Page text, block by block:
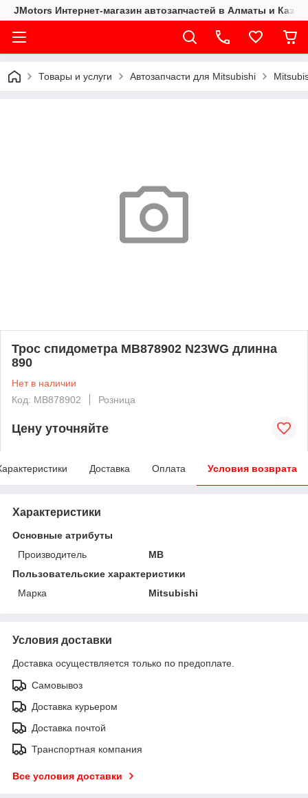
JMotors Интернет-магазин автозапчастей в Алматы и
Товары и услуги Автозапчасти для Mitsubishi
Трос спидометра MB878902 N23WG длинна
890
Нет в наличии
Код: MB878902
Розница
Цену уточняйте
Доставка Оплата Условия возврата
Характеристики
Основные атрибуты
Производитель
MB
Пользовательские характеристики
Марка
Mitsubishi
Условия доставки
Доставка осуществляется только по предоплате.
Самовывоз
Доставка курьером
Доставка почтой
Транспортная компания
Все условия доставки